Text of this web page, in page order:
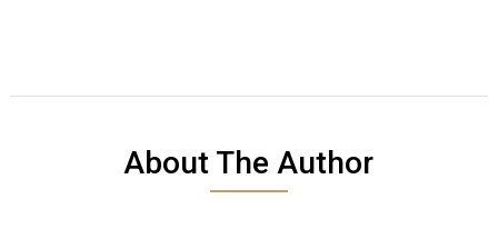
About The Author